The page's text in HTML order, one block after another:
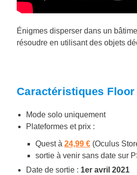
Énigmes disperser dans un
résoudre en utilisant des objets
Caractéristiques Floor
Mode solo uniquement
Plateformes et prix :
Quest à 24,99 €(Oculus
sortie à venir sans date sur
Date de sortie : 1er avril 2021